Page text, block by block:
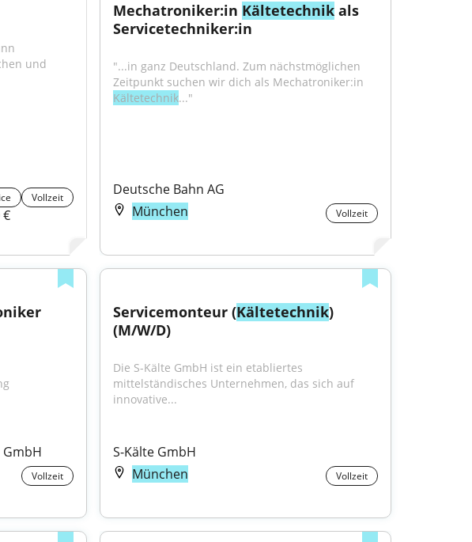
und
Vollzeit
€
Mechatroniker:in Kältetechnik als
Servicetechniker:in
"...in ganz Deutschland. Zum nächstmöglichen
Kältetechnik..."
Deutsche Bahn AG
München
Vollzeit
GmbH
Vollzeit
Servicemonteur (Kältetechnik)
(M/W/D)
Die S-Kälte GmbH ist ein etabliertes
mittelständisches Unternehmen, das sich auf
innovative...
S-Kälte GmbH
München
Vollzeit